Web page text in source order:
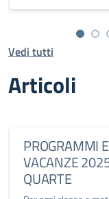
Vedi tutti
Articoli
PROGRAMMI
VACANZE
QUARTE